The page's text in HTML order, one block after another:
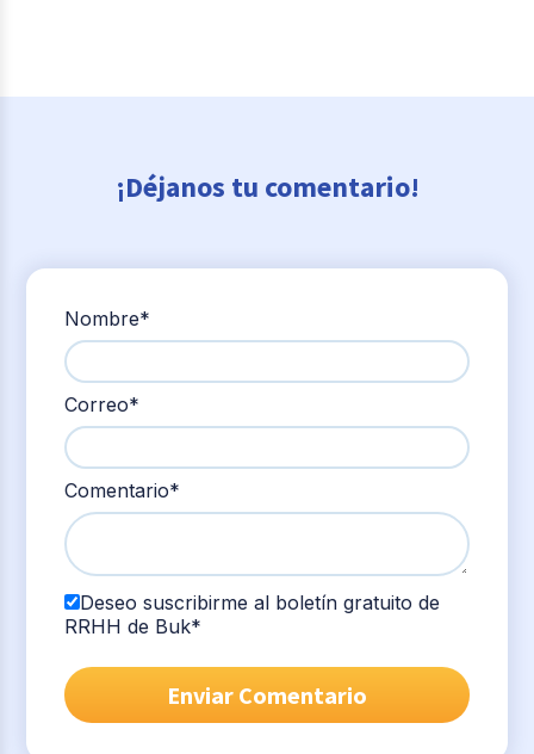
¡Déjanos tu comentario!
Nombre*
Correo*
Comentario*
Deseo suscribirme al boletín gratuito de
RRHH de Buk*